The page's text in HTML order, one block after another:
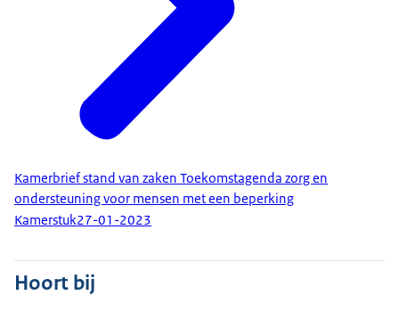
Kamerbrief stand van zaken Toekomstagenda zorg en
ondersteuning voor mensen met een beperking
Kamerstuk27-01-2023
Hoort bij